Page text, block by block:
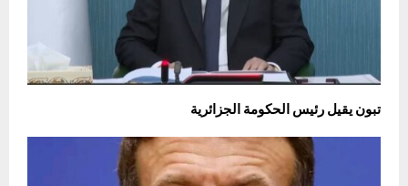
تبون يقيل رئيس الحكومة الجزائرية